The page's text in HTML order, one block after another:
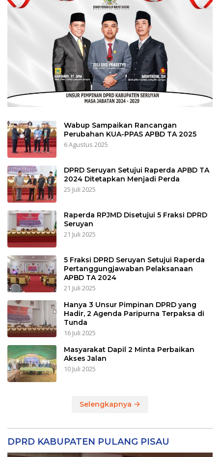
Wabup Sampaikan Rancangan
Perubahan KUA-PPAS APBD TA 2025
6 Agustus 2025
DPRD Seruyan Setujui Raperda APBD TA
2024 Ditetapkan Menjadi Perda
25 Juli 2025
Raperda RPJMD Disetujui 5 Fraksi DPRD
Seruyan
21 Juli 2025
5 Fraksi DPRD Seruyan Setujui Raperda
Pertanggungjawaban Pelaksanaan
APBD TA 2024
21 Juli 2025
Hanya 3 Unsur Pimpinan DPRD yang
Hadir, 2 Agenda Paripurna Terpaksa di
Tunda
16 Juli 2025
Masyarakat Dapil 2 Minta Perbaikan
Akses Jalan
10 Juli 2025
Selengkapnya
DPRD KABUPATEN PULANG PISAU